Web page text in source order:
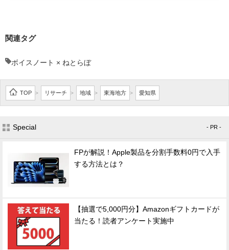
関連タグ
ボイスノート × ねとらぼ
TOP > リサーチ > 地域 > 東海地方 > 愛知県
Special - PR -
FPが解説！Apple製品を分割手数料0円で入手
する方法とは？
【抽選で5,000円分】Amazonギフトカードが
当たる！読者アンケート実施中